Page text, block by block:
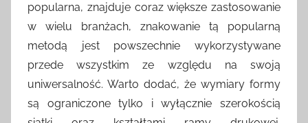
popularna, znajduje coraz większe zastosowanie
w wielu branżach, znakowanie tą popularną
metodą jest powszechnie wykorzystywane
przede wszystkim ze względu na swoją
uniwersalność. Warto dodać, że wymiary formy
są ograniczone tylko i wyłącznie szerokością